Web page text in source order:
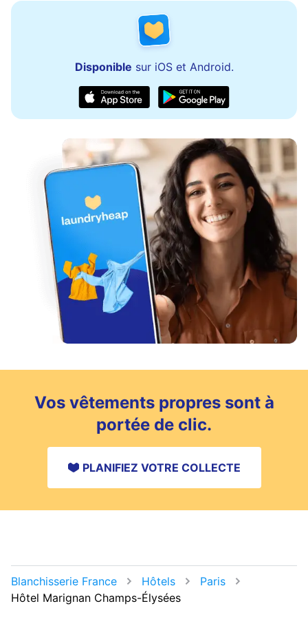
Disponible sur iOS et Android.
Vos vêtements propres sont à
portée de clic.
PLANIFIEZ VOTRE COLLECTE
Blanchisserie France Hôtels
Paris
Hôtel Marignan Champs-Élysées